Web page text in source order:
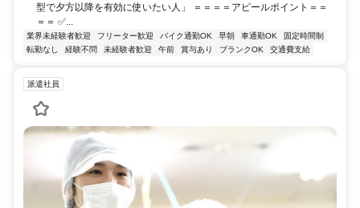
型で夕方以降を有効に使いたい人」 ＝＝＝＝アピールポイント＝＝
＝＝ ✅...
業界未経験者歓迎 フリーター歓迎 バイク通勤OK 早朝 車通勤OK
固定時間制
転勤なし
経験不問 未経験者歓迎 午前 賞与あり ブランクOK 交通費支給
派遣社員